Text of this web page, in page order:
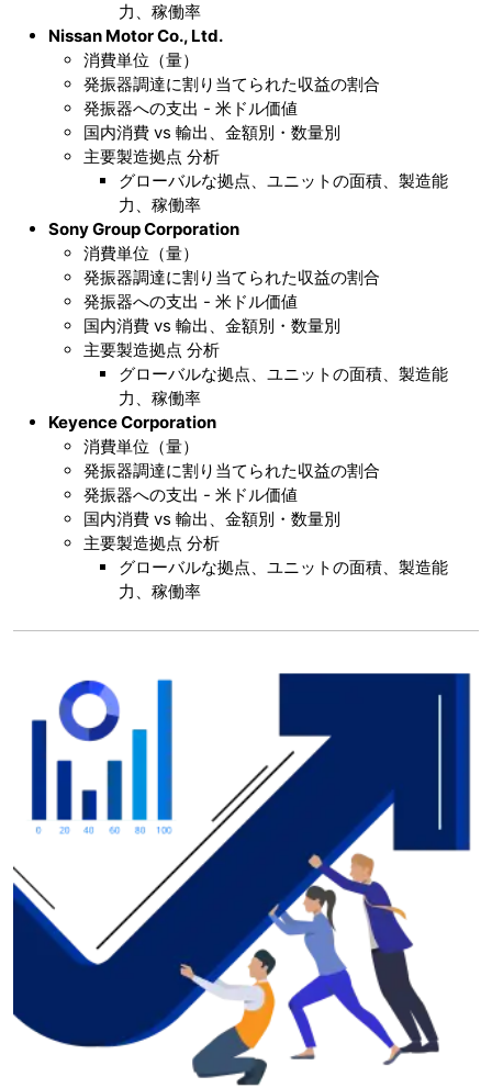
力、稼働率
Nissan Motor Co., Ltd.
消費単位（量）
発振器調達に割り当てられた収益の割合
発振器への支出 - 米ドル価値
国内消費 vs 輸出、金額別・数量別
主要製造拠点 分析
グローバルな拠点、ユニットの面積、製造能
力、稼働率
Sony Group Corporation
消費単位（量）
発振器調達に割り当てられた収益の割合
発振器への支出 - 米ドル価値
国内消費 vs 輸出、金額別・数量別
主要製造拠点 分析
グローバルな拠点、ユニットの面積、製造能
力、稼働率
Keyence Corporation
消費単位（量）
発振器調達に割り当てられた収益の割合
発振器への支出 - 米ドル価値
国内消費 vs 輸出、金額別・数量別
主要製造拠点 分析
グローバルな拠点、ユニットの面積、製造能
力、稼働率